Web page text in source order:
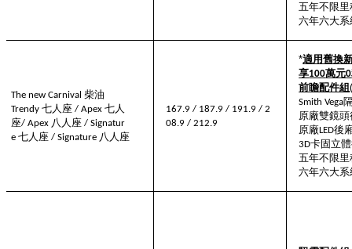
五年不限
六年六大
The new Carnival柴油
Trendy七人座 / Apex七人
座/Apex 八人座 /Signatur
e 七人座 / Signature 八人座
167.9 / 187.9 / 191.9 /2
08.9 / 212.9
*適用舊換
享100萬元0
前瞻配件組
Smith Vega
原廠雙鏡
原廠LED後
3D卡固立
五年不限
六年六大